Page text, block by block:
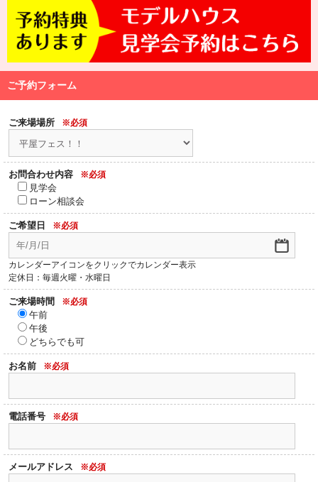
ご予約フォーム
ご来場場所 ※必須
お問合わせ内容 ※必須
見学会
ローン相談会
ご希望日 ※必須
カレンダーアイコンをクリックでカレンダー表示
定休日：毎週火曜・水曜日
ご来場時間 ※必須
午前
午後
どちらでも可
お名前 ※必須
電話番号 ※必須
メールアドレス ※必須